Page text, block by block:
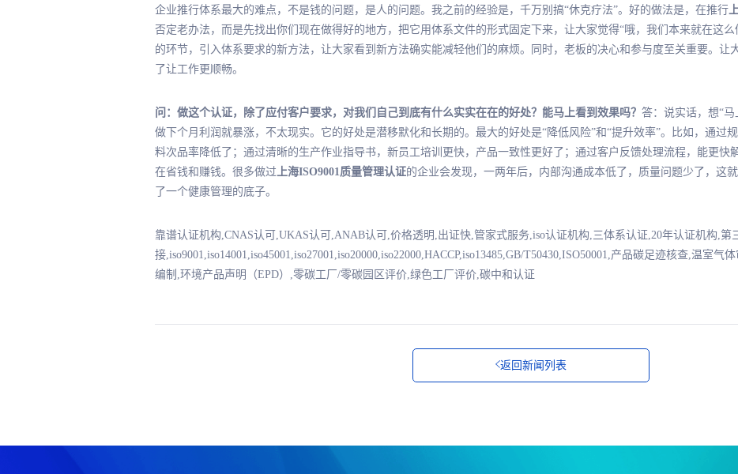
企业推行体系最大的难点，不是钱的问题，是人的问题。我之前的经验是，千万别搞“休克疗法”。好的做法是，在推行
否定老办法，而是先找出你们现在做得好的地方，把它用体系文件的形式固定下来，让大家觉得“哦，我们本来就在这
的环节，引入体系要求的新方法，让大家看到新方法确实能减轻他们的麻烦。同时，老板的决心和参与度至关重要。让
了让工作更顺畅。
问：做这个认证，除了应付客户要求，对我们自己到底有什么实实在在的好处？能马上看到效果吗？ 答：说实话，想“
做下个月利润就暴涨，不太现实。它的好处是潜移默化和长期的。最大的好处是“降低风险”和“提升效率”。比如，通过
料次品率降低了；通过清晰的生产作业指导书，新员工培训更快，产品一致性更好了；通过客户反馈处理流程，能更快
在省钱和赚钱。很多做过上海ISO9001质量管理认证的企业会发现，一两年后，内部沟通成本低了，质量问题少了，这
了一个健康管理的底子。
靠谱认证机构,CNAS认可,UKAS认可,ANAB认可,价格透明,出证快,管家式服务,iso认证机构,三体系认证,20年认证机构,第
接,iso9001,iso14001,iso45001,iso27001,iso20000,iso22000,HACCP,iso13485,GB/T50430,ISO50001,产品碳足迹核查,温室气
编制,环境产品声明（EPD）,零碳工厂/零碳园区评价,绿色工厂评价,碳中和认证
返回新闻列表